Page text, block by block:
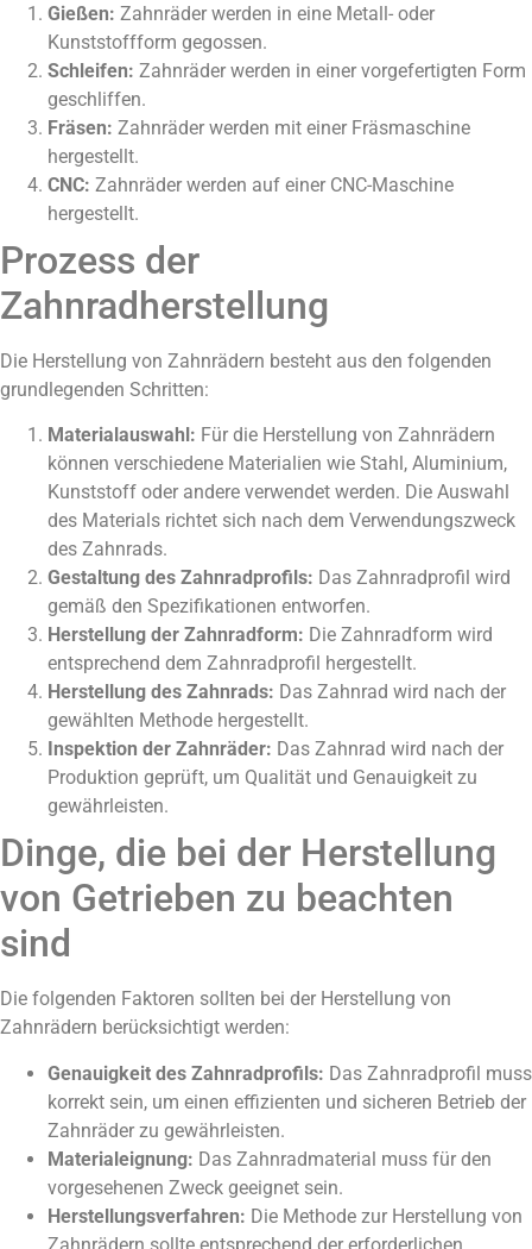
Gießen: Zahnräder werden in eine Metall- oder
Kunststoffform gegossen.
Schleifen: Zahnräder werden in einer vorgefertigten Form
geschliffen.
Fräsen: Zahnräder werden mit einer Fräsmaschine
hergestellt.
CNC: Zahnräder werden auf einer CNC-Maschine
hergestellt.
Prozess der
Zahnradherstellung
Die Herstellung von Zahnrädern besteht aus den folgenden
grundlegenden Schritten:
Materialauswahl: Für die Herstellung von Zahnrädern
können verschiedene Materialien wie Stahl, Aluminium,
Kunststoff oder andere verwendet werden. Die Auswahl
des Materials richtet sich nach dem Verwendungszweck
des Zahnrads.
Gestaltung des Zahnradprofils: Das Zahnradprofil wird
gemäß den Spezifikationen entworfen.
Herstellung der Zahnradform: Die Zahnradform wird
entsprechend dem Zahnradprofil hergestellt.
Herstellung des Zahnrads: Das Zahnrad wird nach der
gewählten Methode hergestellt.
Inspektion der Zahnräder: Das Zahnrad wird nach der
Produktion geprüft, um Qualität und Genauigkeit zu
gewährleisten.
Dinge, die bei der Herstellung
von Getrieben zu beachten
sind
Die folgenden Faktoren sollten bei der Herstellung von
Zahnrädern berücksichtigt werden:
Genauigkeit des Zahnradprofils: Das Zahnradprofil muss
korrekt sein, um einen effizienten und sicheren Betrieb der
Zahnräder zu gewährleisten.
Materialeignung: Das Zahnradmaterial muss für den
vorgesehenen Zweck geeignet sein.
Herstellungsverfahren: Die Methode zur Herstellung von
Zahnrädern sollte entsprechend der erforderlichen